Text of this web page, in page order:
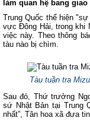
làm quan hệ bang
Trung Quốc thể hiện
vực Đông Hải, trong khi
việc này. Theo thông
tàu nào bị chìm.
Tàu tuần tra
Sau đó, Thứ trưởng
sứ Nhật Bản tại Trung
nhất”, Tân hoa xã đưa